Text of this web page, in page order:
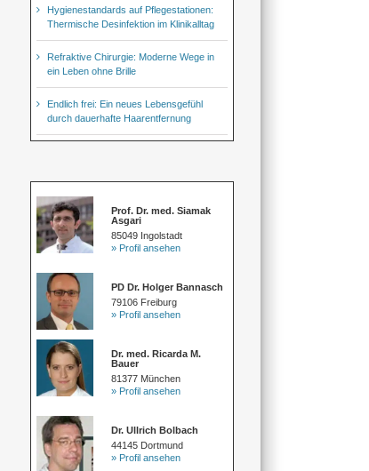
Hygienestandards auf Pflegestationen:
Thermische Desinfektion im Klinikalltag
Refraktive Chirurgie: Moderne Wege in
ein Leben ohne Brille
Endlich frei: Ein neues Lebensgefühl
durch dauerhafte Haarentfernung
Prof. Dr. med. Siamak
Asgari
85049 Ingolstadt
» Profil ansehen
PD Dr. Holger Bannasch
79106 Freiburg
» Profil ansehen
Dr. med. Ricarda M.
Bauer
81377 München
» Profil ansehen
Dr. Ullrich Bolbach
44145 Dortmund
» Profil ansehen